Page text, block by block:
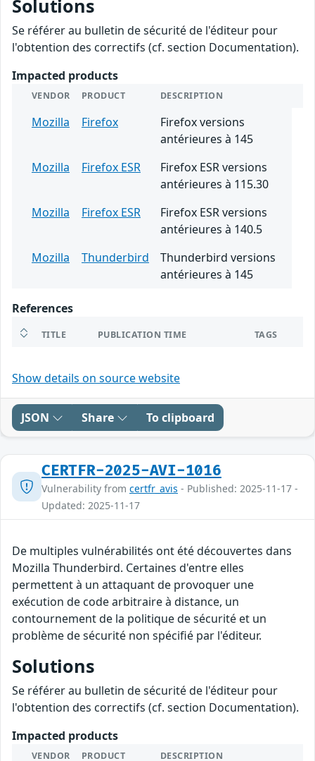
Solutions
Se référer au bulletin de sécurité de l'éditeur pour
l'obtention des correctifs (cf. section Documentation).
Impacted products
VENDOR PRODUCT DESCRIPTION
Mozilla Firefox
Firefox versions
antérieures à 145
Mozilla
Firefox ESR
Firefox ESR versions
antérieures à 115.30
Mozilla
Firefox ESR
Firefox ESR versions
antérieures à 140.5
Mozilla
Thunderbird
Thunderbird versions
antérieures à 145
References
TITLE PUBLICATION TIME TAGS
Show details on source website
JSON Share To clipboard
CERTFR-2025-AVI-1016
Vulnerability from certfr_avis - Published: 2025-11-17 -
Updated: 2025-11-17
De multiples vulnérabilités ont été découvertes dans
Mozilla Thunderbird. Certaines d'entre elles
permettent à un attaquant de provoquer une
exécution de code arbitraire à distance, un
contournement de la politique de sécurité et un
problème de sécurité non spécifié par l'éditeur.
Solutions
Se référer au bulletin de sécurité de l'éditeur pour
l'obtention des correctifs (cf. section Documentation).
Impacted products
VENDOR PRODUCT DESCRIPTION